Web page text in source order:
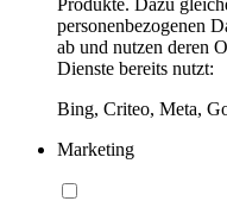
personenbezogenen
ab und nutzen deren
Dienste bereits nutzt:
Bing, Criteo, Meta,
Marketing